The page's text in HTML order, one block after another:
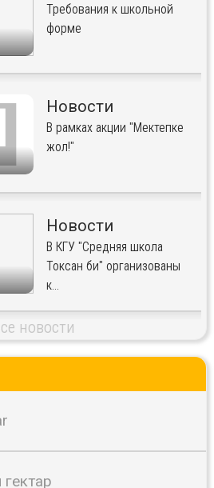
Требования к школьной
форме
Новости
В рамках акции "Мектепке
жол!"
Новости
В КГУ "Средняя школа
Токсан би" организованы
к...
новости